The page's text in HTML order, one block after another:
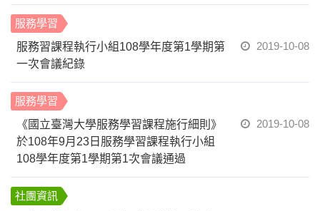
服務學習
服務習課程執行小組108學年度第1學期第
一次會議紀錄
2019-10-08
服務學習
《國立臺灣大學服務學習課程施行細則》
於108年9月23日服務學習課程執行小組
108學年度第1學期第1次會議通過
2019-10-08
社團資訊